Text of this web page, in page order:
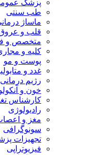
پزشک
طب سنتی
ماساژ درمانی
قلب و عروق
متخصص و
کلیه و
پوست و مو
غدد و
رژیم درمانی
خون و
کارشناس
رادیولوژی
مغز و
سونوگرافی
تجهیزات
فیزیوتراپی